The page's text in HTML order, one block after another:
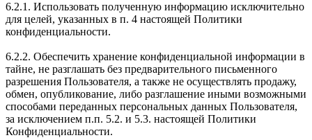
6.2.1. Использовать полученную информацию исключительно
для целей, указанных в п. 4 настоящей Политики
конфиденциальности.
6.2.2. Обеспечить хранение конфиденциальной информации в
тайне, не разглашать без предварительного письменного
разрешения Пользователя, а также не осуществлять продажу,
обмен, опубликование, либо разглашение иными возможными
способами переданных персональных данных Пользователя,
за исключением п.п. 5.2. и 5.3. настоящей Политики
Конфиденциальности.